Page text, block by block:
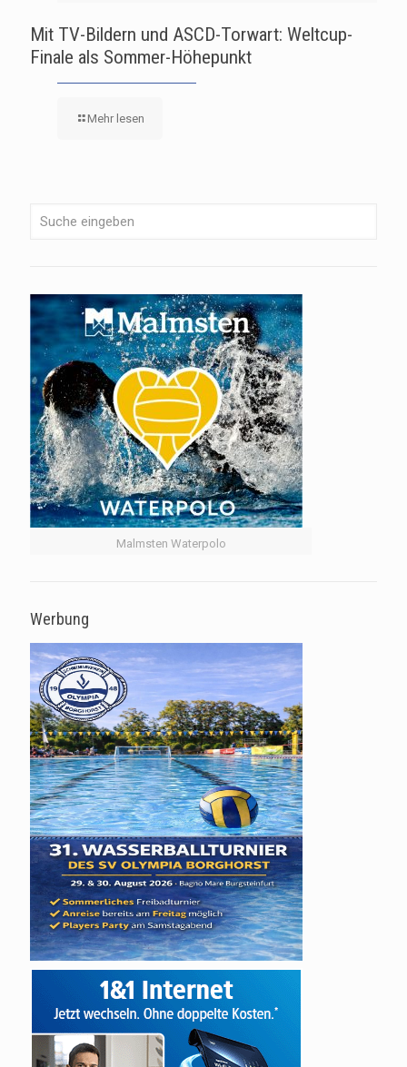
Mit TV-Bildern und ASCD-Torwart: Weltcup-
Finale als Sommer-Höhepunkt
Mehr lesen
Malmsten Waterpolo
Werbung